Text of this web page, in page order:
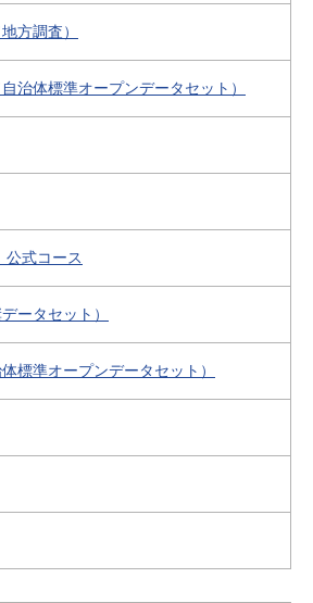
方調査）
治体標準オープンデータセット）
公式コース
ータセット）
標準オープンデータセット）